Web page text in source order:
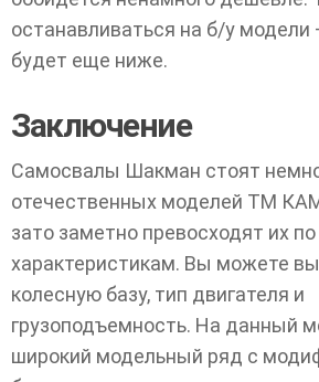
останавливаться на б/у
будет еще ниже.
Заключение
Самосвалы Шакман стоят
отечественных моделей ТМ
зато заметно превосходят их
характеристикам. Вы можете
колесную базу, тип двигателя и
грузоподъемность. На данный
широкий модельный ряд с